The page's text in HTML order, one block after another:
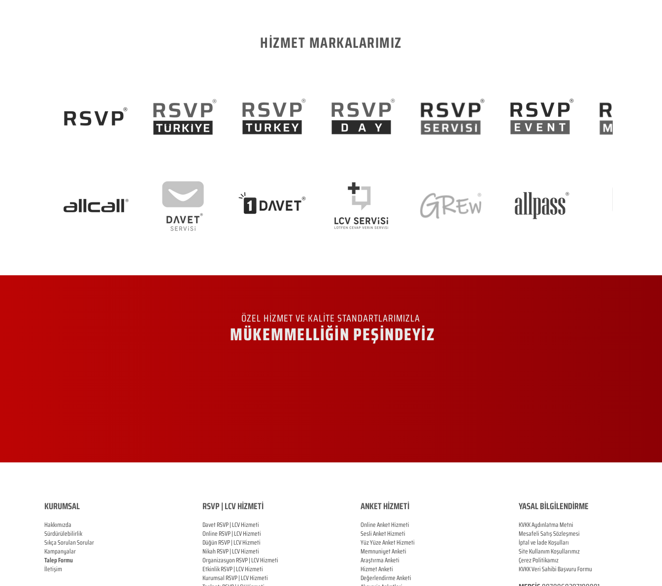
HİZMET MARKALARIMIZ
ÖZEL HİZMET VE KALİTE STANDARTLARIMIZLA
MÜKEMMELLİĞİN PEŞİNDEYİZ
KURUMSAL
Hakkımızda
Sürdürülebilirlik
Sıkça Sorulan Sorular
Kampanyalar
Talep Formu
İletişim
RSVP | LCV HİZMETİ
Davet RSVP | LCV Hizmeti
OnlineRSVP |LCV Hizmeti
DüğünRSVP |LCV Hizmeti
NikahRSVP |LCV Hizmeti
OrganizasyonRSVP |LCV Hizmeti
EtkinlikRSVP |LCV Hizmeti
KurumsalRSVP |LCV Hizmeti
ANKET HİZMETİ
Online Anket Hizmeti
Sesli Anket Hizmeti
Yüz Yüze Anket Hizmeti
Memnuniyet Anketi
Araştırma Anketi
Hizmet Anketi
Değerlendirme Anketi
YASAL BİLGİLENDİRME
KVKK Aydınlatma Metni
Mesafeli Satış Sözleşmesi
İptal ve İade Koşulları
Site Kullanım Koşullarımız
Çerez Politikamız
KVKK Veri Sahibi Başvuru Formu